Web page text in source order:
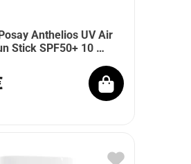
Anthelios UV Air
Stick SPF50+ 10 …